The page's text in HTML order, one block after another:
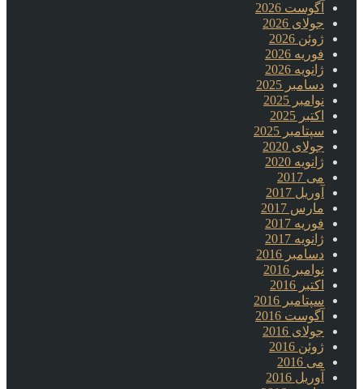
آگوست 2026
جولای 2026
ژوئن 2026
فوریه 2026
ژانویه 2026
دسامبر 2025
نوامبر 2025
اکتبر 2025
سپتامبر 2025
جولای 2020
ژانویه 2020
می 2017
آوریل 2017
مارس 2017
فوریه 2017
ژانویه 2017
دسامبر 2016
نوامبر 2016
اکتبر 2016
سپتامبر 2016
آگوست 2016
جولای 2016
ژوئن 2016
می 2016
آوریل 2016